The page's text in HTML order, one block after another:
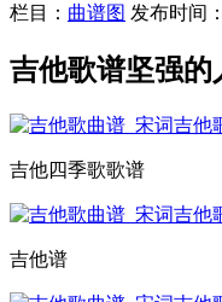
栏目： 曲谱图 发布时间
吉他歌谱坚强的
吉他四季歌歌谱
吉他谱